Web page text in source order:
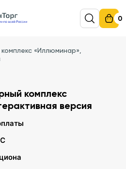
0
«Иллюминар»,
комплекс
версия